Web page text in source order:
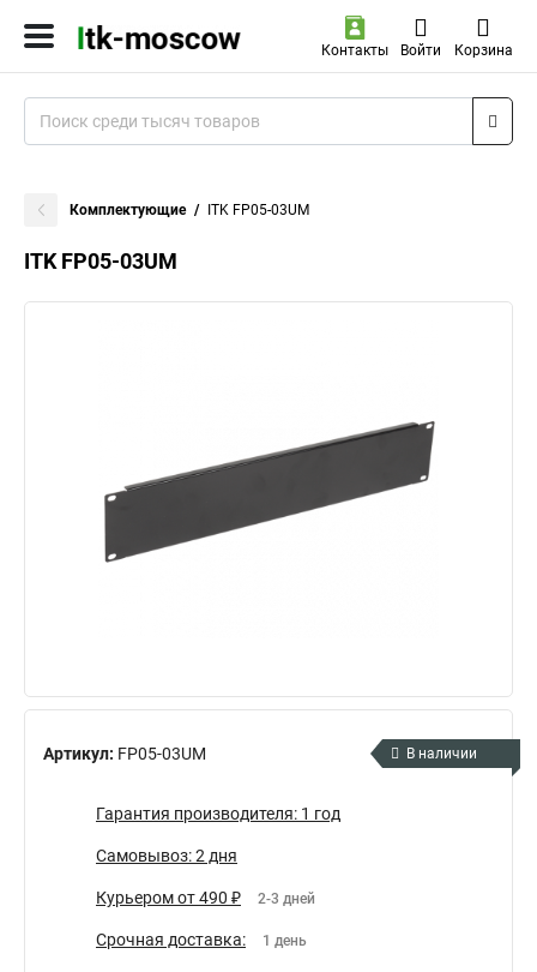
Контакты Войти Корзина
Комплектующие ITK FP05-03UM
ITK FP05-03UM
Артикул: FP05-03UM В наличии
Гарантия производителя: 1 год
Самовывоз: 2 дня
Курьером от 490 ₽ 2-3 дней
Срочная доставка: 1 день